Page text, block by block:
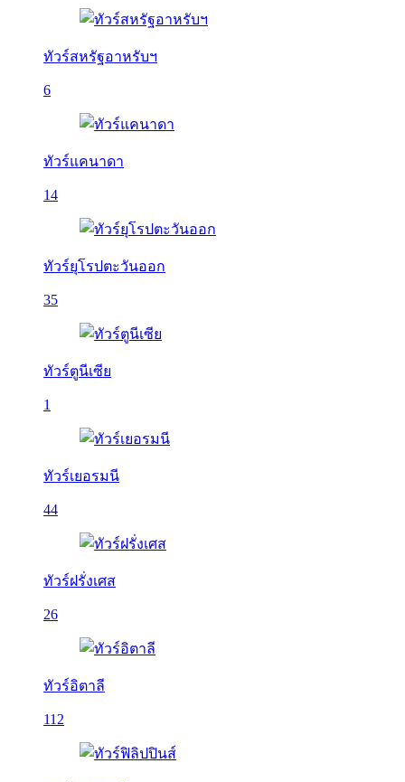
ทัวร์สหรัฐอาหรับฯ
6
ทัวร์แคนาดา
14
ทัวร์ยุโรปตะวันออก
35
ทัวร์ตูนีเซีย
1
ทัวร์เยอรมนี
44
ทัวร์ฝรั่งเศส
26
ทัวร์อิตาลี
112